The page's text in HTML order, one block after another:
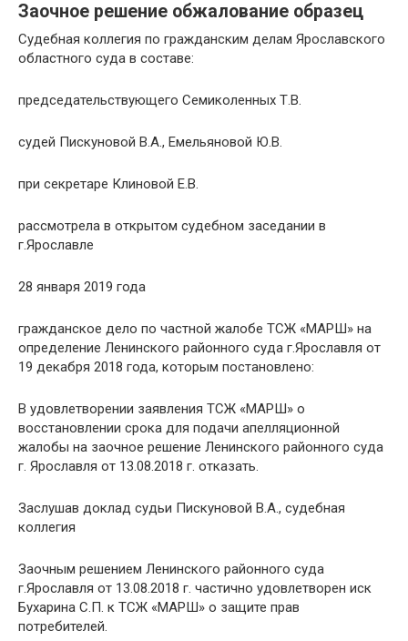
Заочное решение обжалование образец
Судебная коллегия по гражданским делам Ярославского
областного суда в составе:
председательствующего Семиколенных Т.В.
судей Пискуновой В.А., Емельяновой Ю.В.
при секретаре Клиновой Е.В.
рассмотрела в открытом судебном заседании в
г.Ярославле
28 января 2019 года
гражданское дело по частной жалобе ТСЖ «МАРШ» на
определение Ленинского районного суда г.Ярославля от
19 декабря 2018 года, которым постановлено:
В удовлетворении заявления ТСЖ «МАРШ» о
восстановлении срока для подачи апелляционной
жалобы на заочное решение Ленинского районного суда
г. Ярославля от 13.08.2018 г. отказать.
Заслушав доклад судьи Пискуновой В.А., судебная
коллегия
Заочным решением Ленинского районного суда
г.Ярославля от 13.08.2018 г. частично удовлетворен иск
Бухарина С.П. к ТСЖ «МАРШ» о защите прав
потребителей.